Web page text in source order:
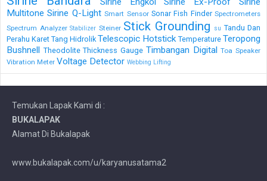
Multitone Sirine Q-Light Smart Sensor Sonar Fish Finder Spectrometers
Spectrum Analyzer Stabilizer Steiner Stick Grounding su Tandu Dan
Perahu Karet Tang Hidrolik Telescopic Hotstick Temperature Teropong
Bushnell Theodolite Thickness Gauge Timbangan Digital Toa Speaker
Vibration Meter Voltage Detector Webbing Lifting
Temukan Lapak Kami di :
BUKALAPAK
Alamat Di Bukalapak
www.bukalapak.com/u/karyanusatama2